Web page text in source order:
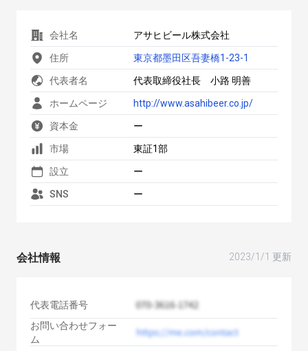
会社名 アサヒビール株式会社
住所 東京都墨田区吾妻橋1-23-1
代表者名 代表取締役社長 小路 明善
ホームページ http://www.asahibeer.co.jp/
資本金 ー
市場 東証1部
設立 ー
SNS ー
会社情報 2023/1/1 更新
代表電話番号
お問い合わせフォー
ム